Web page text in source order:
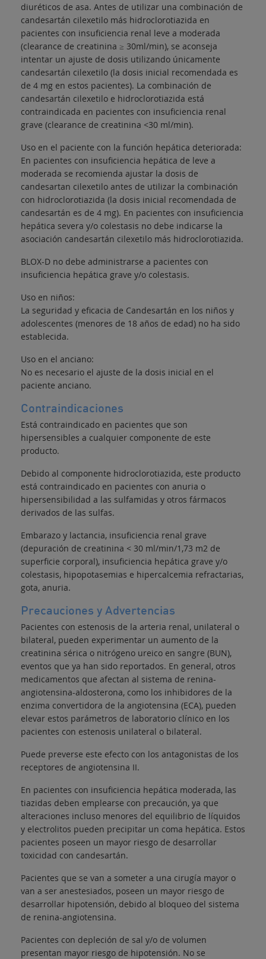
diuréticos de asa. Antes de utilizar una combinación de
candesartán cilexetilo más hidroclorotiazida en
pacientes con insuficiencia renal leve a moderada
(clearance de creatinina ≥ 30ml/min), se aconseja
intentar un ajuste de dosis utilizando únicamente
candesartán cilexetilo (la dosis inicial recomendada es
de 4 mg en estos pacientes). La combinación de
candesartán cilexetilo e hidroclorotiazida está
contraindicada en pacientes con insuficiencia renal
grave (clearance de creatinina <30 ml/min).
Uso en el paciente con la función hepática deteriorada:
En pacientes con insuficiencia hepática de leve a
moderada se recomienda ajustar la dosis de
candesartan cilexetilo antes de utilizar la combinación
con hidroclorotiazida (la dosis inicial recomendada de
candesartán es de 4 mg). En pacientes con insuficiencia
hepática severa y/o colestasis no debe indicarse la
asociación candesartán cilexetilo más hidroclorotiazida.
BLOX-D no debe administrarse a pacientes con
insuficiencia hepática grave y/o colestasis.
Uso en niños:
La seguridad y eficacia de Candesartán en los niños y
adolescentes (menores de 18 años de edad) no ha sido
establecida.
Uso en el anciano:
No es necesario el ajuste de la dosis inicial en el
paciente anciano.
Contraindicaciones
Está contraindicado en pacientes que son
hipersensibles a cualquier componente de este
producto.
Debido al componente hidroclorotiazida, este producto
está contraindicado en pacientes con anuria o
hipersensibilidad a las sulfamidas y otros fármacos
derivados de las sulfas.
Embarazo y lactancia, insuficiencia renal grave
(depuración de creatinina < 30 ml/min/1,73 m2 de
superficie corporal), insuficiencia hepática grave y/o
colestasis, hipopotasemias e hipercalcemia refractarias,
gota, anuria.
Precauciones y Advertencias
Pacientes con estenosis de la arteria renal, unilateral o
bilateral, pueden experimentar un aumento de la
creatinina sérica o nitrógeno ureico en sangre (BUN),
eventos que ya han sido reportados. En general, otros
medicamentos que afectan al sistema de renina-
angiotensina-aldosterona, como los inhibidores de la
enzima convertidora de la angiotensina (ECA), pueden
elevar estos parámetros de laboratorio clínico en los
pacientes con estenosis unilateral o bilateral.
Puede preverse este efecto con los antagonistas de los
receptores de angiotensina II.
En pacientes con insuficiencia hepática moderada, las
tiazidas deben emplearse con precaución, ya que
alteraciones incluso menores del equilibrio de líquidos
y electrolitos pueden precipitar un coma hepática. Estos
pacientes poseen un mayor riesgo de desarrollar
toxicidad con candesartán.
Pacientes que se van a someter a una cirugía mayor o
van a ser anestesiados, poseen un mayor riesgo de
desarrollar hipotensión, debido al bloqueo del sistema
de renina-angiotensina.
Pacientes con depleción de sal y/o de volumen
presentan mayor riesgo de hipotensión. No se